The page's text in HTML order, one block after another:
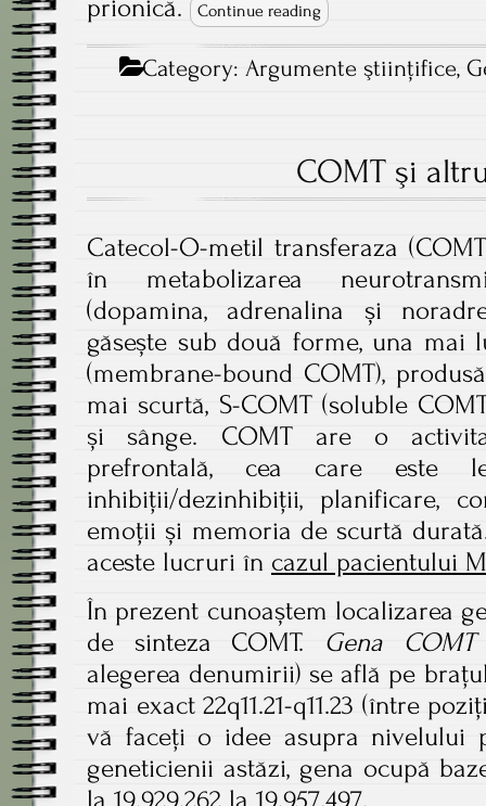
prionică.
Continue reading
Category:Argumente ştiinţifice,
COMT şi
Catecol-O-metil transferaza
în metabolizarea
(dopamina, adrenalina și
găsește sub două forme, una mai
(membrane-bound COMT),
mai scurtă, S-COMT (soluble
și sânge. COMT are o
prefrontală, cea care este
inhibiții/dezinhibiții, planificare,
emoții și memoria de scurtă
aceste lucruri în cazul pacientului
În prezent cunoaștem localizarea
de sinteza COMT. Gena
alegerea denumirii) se află pe
mai exact 22q11.21-q11.23 (între
vă faceți o idee asupra nivelului
geneticienii astăzi, gena ocupă
la 19.929.262 la 19.957.497.